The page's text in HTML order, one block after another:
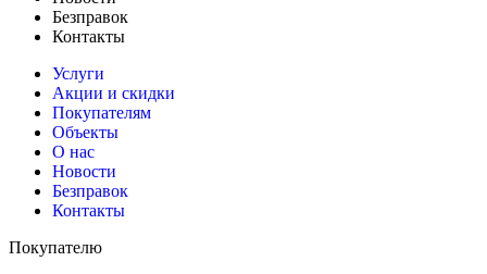
Безправок
Контакты
Услуги
Акции и скидки
Покупателям
Объекты
О нас
Новости
Безправок
Контакты
Покупателю